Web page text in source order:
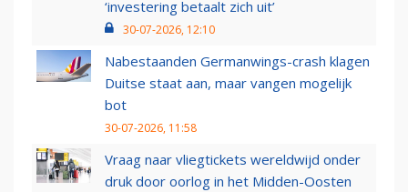
‘investering betaalt zich uit’
30-07-2026, 12:10
Nabestaanden Germanwings-crash klagen
Duitse staat aan, maar vangen mogelijk
bot
30-07-2026, 11:58
Vraag naar vliegtickets wereldwijd onder
druk door oorlog in het Midden-Oosten